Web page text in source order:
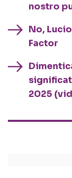
nostro
No,
Factor
2025